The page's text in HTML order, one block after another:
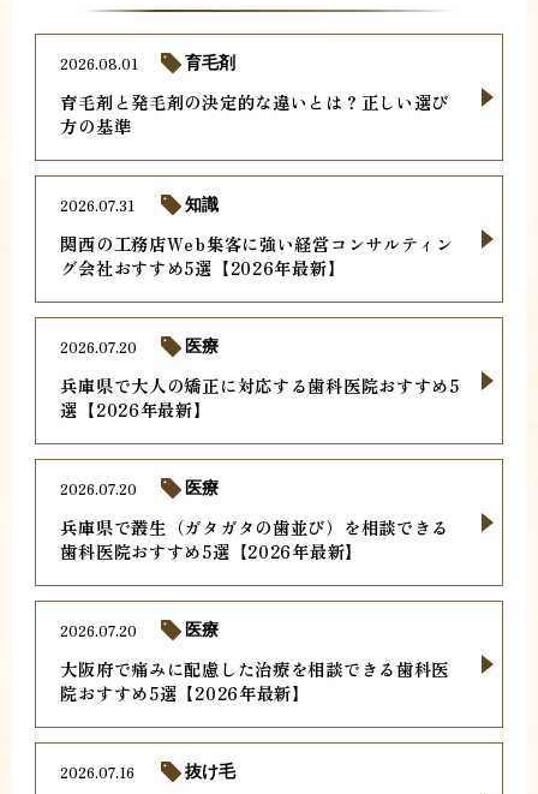
育毛剤と発毛剤の決定的な違いとは？正しい選び
方の基準
2026.08.01 育毛剤
関西の工務店Web集客に強い経営コンサルティン
グ会社おすすめ5選【2026年最新】
2026.07.31 知識
兵庫県で大人の矯正に対応する歯科医院おすすめ5
選【2026年最新】
2026.07.20 医療
兵庫県で叢生（ガタガタの歯並び）を相談できる
歯科医院おすすめ5選【2026年最新】
2026.07.20 医療
大阪府で痛みに配慮した治療を相談できる歯科医
院おすすめ5選【2026年最新】
2026.07.20 医療
2026.07.16 抜け毛